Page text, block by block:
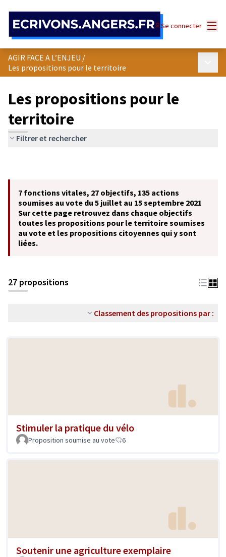
Se connecter
AGIR FACE A L’ENJEU /
Les propositions pour le territoire
Les propositions pour le
territoire
Filtrer et rechercher
7 fonctions vitales, 27 objectifs, 135 actions
soumises au vote du 5 juillet au 15 septembre 2021
Sur cette page retrouvez dans chaque objectifs
toutes les propositions pour le territoire soumises
au vote et les propositions citoyennes qui y sont
liées.
27 propositions
Classement des propositions par :
Stimuler la pratique du vélo
Proposition soumise au vote 6
Soutenir une agriculture exemplaire